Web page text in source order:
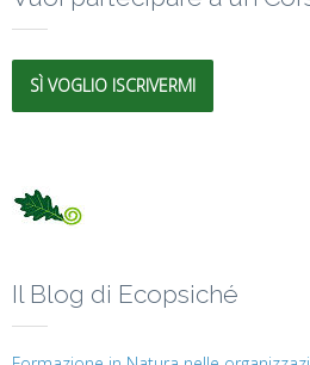
SÌ VOGLIO ISCRIVERMI
Il Blog di Ecopsiché